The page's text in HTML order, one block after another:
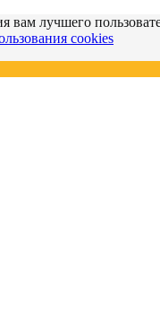
вам лучшего
cookies